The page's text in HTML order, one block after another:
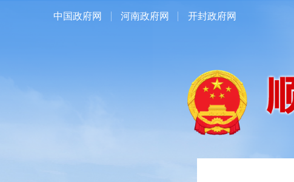
中国政府网 河南政府网 开封政府网